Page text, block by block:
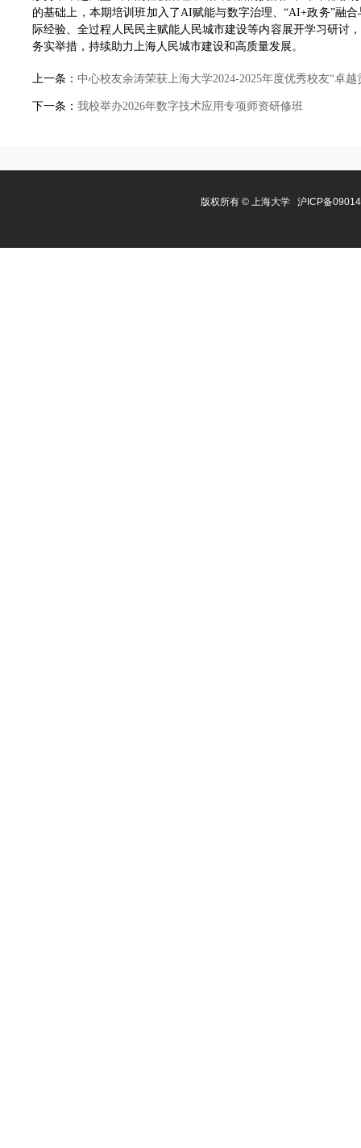
的基础上，本期培训班加入了AI赋能与数字治理、“AI+政务”融
际经验、全过程人民民主赋能人民城市建设等内容展开学习研讨
务实举措，持续助力上海人民城市建设和高质量发展。
上一条： 中心校友余涛荣获上海大学2024-2025年度优秀校友“卓越
下一条： 我校举办2026年数字技术应用专项师资研修班
版权所有 © 上海大学 沪ICP备